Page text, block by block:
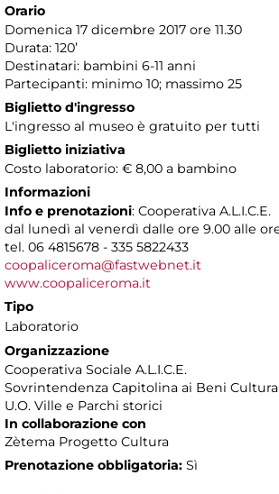
Orario
Domenica 17 dicembre 2017 ore 11.30
Durata: 120’
Destinatari: bambini 6-11 anni
Partecipanti: minimo 10; massimo 25
Biglietto d'ingresso
L'ingresso al museo è gratuito per tutti
Biglietto iniziativa
Costo laboratorio: € 8,00 a bambino
Informazioni
Info e prenotazioni: Cooperativa A.L.I.C.E.
dal lunedì al venerdì dalle ore 9.00 alle
tel. 06 4815678 - 335 5822433
coopaliceroma@fastwebnet.it
www.coopaliceroma.it
Tipo
Laboratorio
Organizzazione
Cooperativa Sociale A.L.I.C.E.
Sovrintendenza Capitolina ai Beni
U.O. Ville e Parchi storici
In collaborazione con
Zètema Progetto Cultura
Prenotazione obbligatoria: Sì